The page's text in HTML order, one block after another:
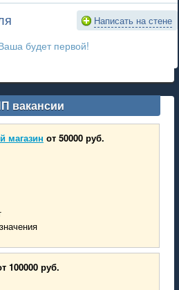
Написать на стене
будет первой!
вакансии
магазин от 50000 руб.
100000 руб.